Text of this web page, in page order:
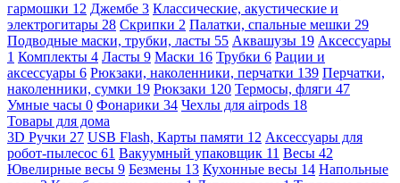
гармошки 12 Джембе 3 Классические, акустические и
электрогитары 28 Скрипки 2 Палатки, спальные мешки 29
Подводные маски, трубки, ласты 55 Аквашузы 19 Аксессуары
1 Комплекты 4 Ласты 9 Маски 16 Трубки 6 Рации и
аксессуары 6 Рюкзаки, наколенники, перчатки 139 Перчатки,
наколенники, сумки 19 Рюкзаки 120 Термосы, фляги 47
Умные часы 0 Фонарики 34 Чехлы для airpods 18
Товары для дома
3D Ручки 27 USB Flash, Карты памяти 12 Аксессуары для
робот-пылесос 61 Вакуумный упаковщик 11 Весы 42
Ювелирные весы 9 Безмены 13 Кухонные весы 14 Напольные